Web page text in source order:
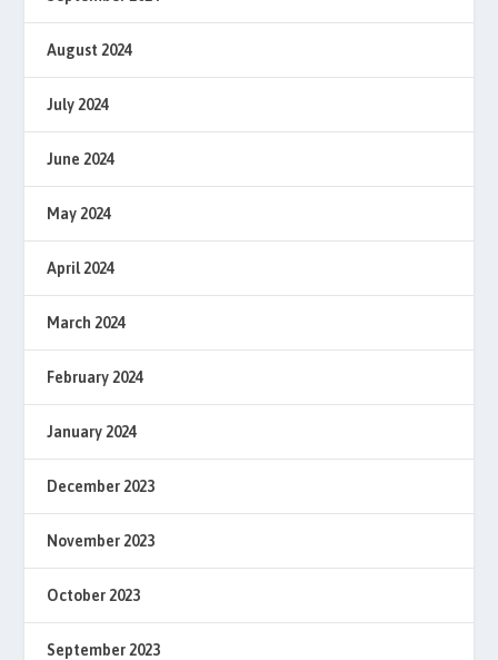
August 2024
July 2024
June 2024
May 2024
April 2024
March 2024
February 2024
January 2024
December 2023
November 2023
October 2023
September 2023